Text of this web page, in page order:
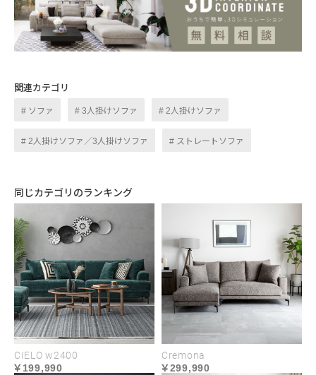
の統一感を高めます。ナローなフレームタイ
プのレッグは、深みのあるマットブラックの
質感が空間を引き締めながら軽やかな印象を
関連カテゴリ
ソファ 3人掛けソファ 2人掛けソファ
2人掛けソファ／3人掛けソファ ストレートソファ
同じカテゴリのランキング
CIELO w2400
199,990
Cremona
299,990